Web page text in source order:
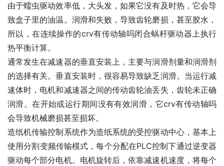
由于蠕虫驱动效率低，大头发，如果它没有及时热，它会导
致盒子里的油温。润滑和失败，导致齿轮磨损，甚至胶水，
所以，在连续操作的crv有传动轴吗闭合蜗杆驱动器上执行
热平衡计算。
通常发生在减速器的垂直安装上，主要与润滑剂量和润滑剂
的选择有关。垂直安装时，很容易导致缺乏润滑。当运行减
速体时，电机和减速器之间的传动齿轮油丢失，齿轮未正确
润滑。在开始或运行期间没有有效润滑，它crv有传动轴吗
会导致机械磨损甚至损坏。
造纸机传输控制系统作为造纸系统的受控驱动中心，基本上
使用分割变频传输模式，每个分配在PLC控制下通过逆变器
驱动每个部分电机。电机旋转后，依靠减速机速度，将每个